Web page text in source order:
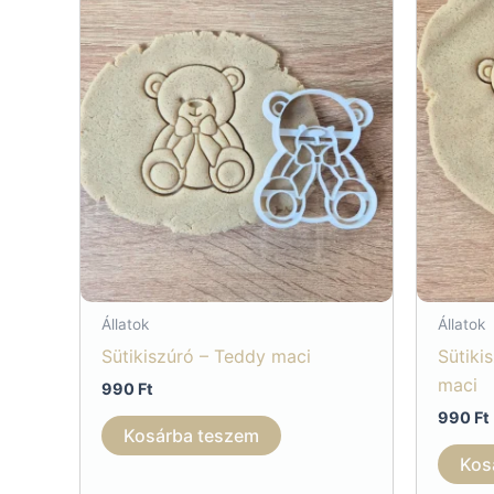
Állatok
Sütikiszúró – Teddy maci
990 Ft
Kosárba teszem
Állatok
maci
990 Ft